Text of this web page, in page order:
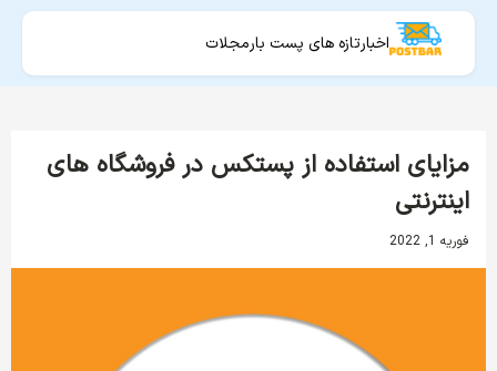
اخبارتازه های پست بارمجلات
مزایای استفاده از پستکس در فروشگاه های
اینترنتی
فوریه 1, 2022